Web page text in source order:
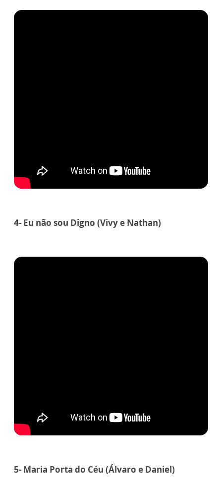
4- Eu não sou Digno (Vivy e Nathan)
5- Maria Porta do Céu (Álvaro e Daniel)